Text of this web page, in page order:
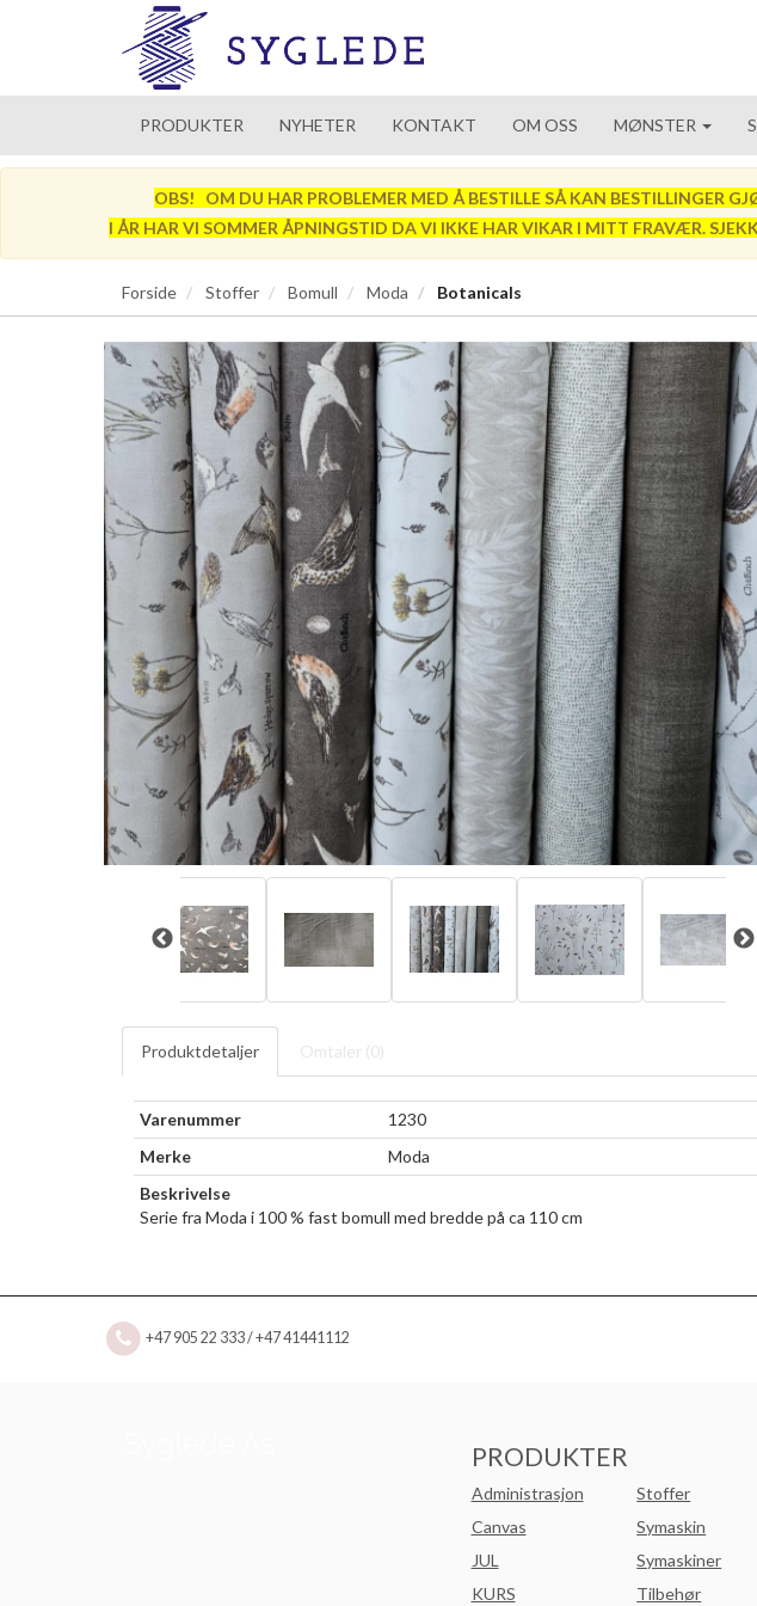
PRODUKTER NYHETER KONTAKT OM OSS MØNSTER
OBS! OM DU HAR PROBLEMER MED Å BESTILLE SÅ KAN BESTILLINGER
I ÅR HAR VI SOMMER ÅPNINGSTID DA VI IKKE HAR VIKAR I MITT FRAVÆR.
Forside Stoffer Bomull Moda Botanicals
Produktdetaljer Omtaler (0)
Varenummer
1230
Merke
Moda
Beskrivelse
Serie fra Moda i 100 % fast bomull med bredde på ca 110 cm
+47 905 22 333 / +47 41441112
PRODUKTER
Administrasjon
Canvas
JUL
KURS
Stoffer
Symaskin
Symaskiner
Tilbehør